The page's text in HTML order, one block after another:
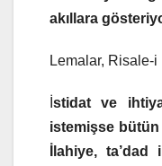
akıllara
Lemalar, Risale-i
stidat ve
istemişse
İlahiye,